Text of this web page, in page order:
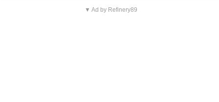
▼ Ad by Refinery89